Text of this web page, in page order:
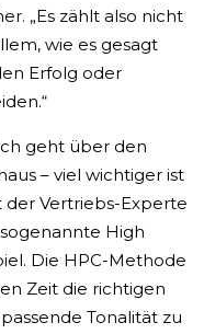
„Es zählt also nicht
wie es gesagt
Erfolg oder
geht über den
– viel wichtiger ist
der Vertriebs-Experte
High
Die HPC-Methode
Zeit die richtigen
Tonalität zu